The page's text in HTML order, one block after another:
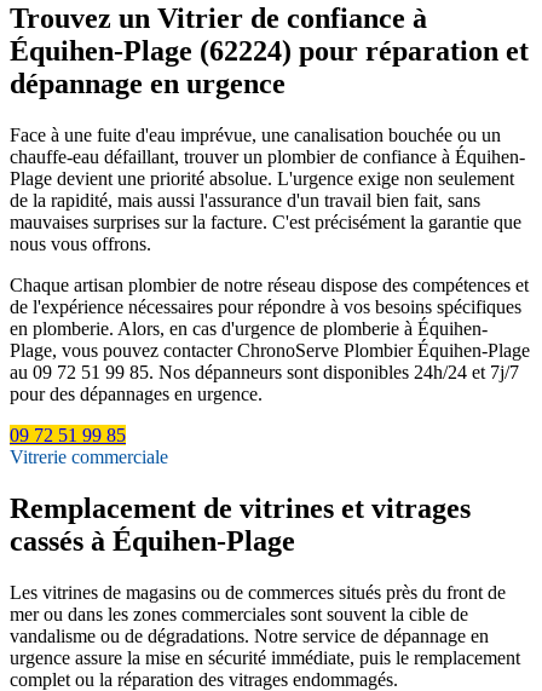
Trouvez un Vitrier de confiance à
Équihen-Plage (62224) pour réparation et
dépannage en urgence
Face à une fuite d'eau imprévue, une canalisation bouchée ou un
chauffe-eau défaillant, trouver un plombier de confiance à Équihen-
Plage devient une priorité absolue. L'urgence exige non seulement
de la rapidité, mais aussi l'assurance d'un travail bien fait, sans
mauvaises surprises sur la facture. C'est précisément la garantie que
nous vous offrons.
Chaque artisan plombier de notre réseau dispose des compétences et
de l'expérience nécessaires pour répondre à vos besoins spécifiques
en plomberie. Alors, en cas d'urgence de plomberie à Équihen-
Plage, vous pouvez contacter ChronoServe Plombier Équihen-Plage
au 09 72 51 99 85. Nos dépanneurs sont disponibles 24h/24 et 7j/7
pour des dépannages en urgence.
09 72 51 99 85
Vitrerie commerciale
Remplacement de vitrines et vitrages
cassés à Équihen-Plage
Les vitrines de magasins ou de commerces situés près du front de
mer ou dans les zones commerciales sont souvent la cible de
vandalisme ou de dégradations. Notre service de dépannage en
urgence assure la mise en sécurité immédiate, puis le remplacement
complet ou la réparation des vitrages endommagés.